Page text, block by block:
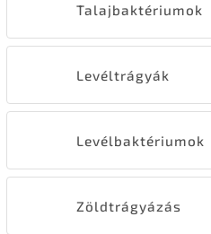
Talajbaktériumok
Levéltrágyák
Levélbaktériumok
Zöldtrágyázás